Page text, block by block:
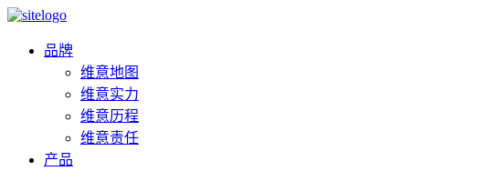
品牌
维意地图
维意实力
维意历程
维意责任
产品